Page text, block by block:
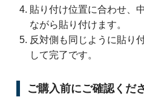
貼り付け位置に合わせ、
ながら貼り付けます。
反対側も同じように貼り
して完了です。
ご購入前にご確認くだ